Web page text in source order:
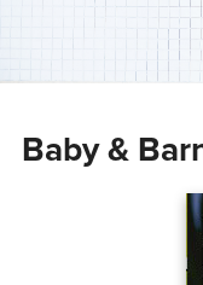
Baby &